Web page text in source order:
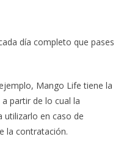
día completo que pases
Mango Life tiene la
partir de lo cual la
utilizarlo en caso de
la contratación.